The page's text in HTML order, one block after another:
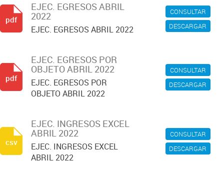
CONSULTAR
DESCARGAR
EJEC. EGRESOS ABRIL
2022
EJEC. EGRESOS ABRIL 2022
pdf
CONSULTAR
DESCARGAR
EJEC. EGRESOS POR
OBJETO ABRIL 2022
EJEC. EGRESOS POR
OBJETO ABRIL 2022
pdf
CONSULTAR
DESCARGAR
EJEC. INGRESOS EXCEL
ABRIL 2022
EJEC. INGRESOS EXCEL
ABRIL 2022
csv